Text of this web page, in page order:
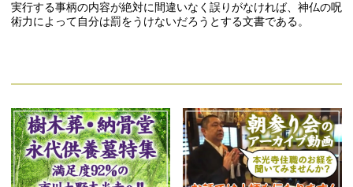
実行する事柄の内容が絶対に間違いなく誤りがなければ、神仏の呪
術力によって自分は罰をうけないだろうとする文書である。